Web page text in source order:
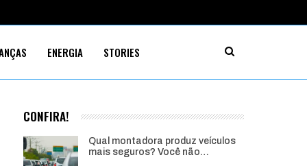
ENERGIA STORIES
CONFIRA!
Qual montadora produz veículos
mais seguros? Você não…